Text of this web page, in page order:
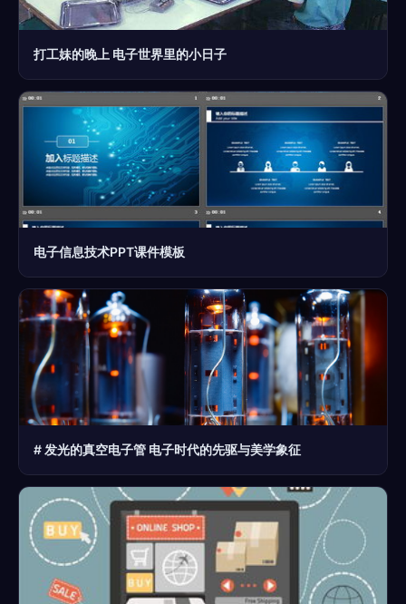
打工妹的晚上 电子世界里的小日子
电子信息技术PPT课件模板
# 发光的真空电子管 电子时代的先驱与美学象征